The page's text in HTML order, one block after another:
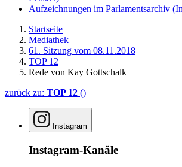
Aufzeichnungen im Parlamentsarchiv
Startseite
Mediathek
61. Sitzung vom 08.11.2018
TOP 12
Rede von Kay Gottschalk
zurück zu: TOP 12 ()
Instagram
Instagram-Kanäle